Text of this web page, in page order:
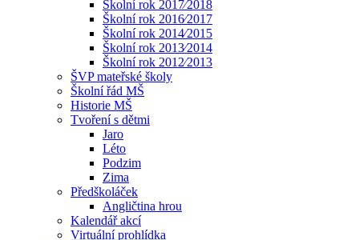
Školní rok 2017⁄2018
Školní rok 2016⁄2017
Školní rok 2014⁄2015
Školní rok 2013⁄2014
Školní rok 2012⁄2013
ŠVP mateřské školy
Školní řád MŠ
Historie MŠ
Tvoření s dětmi
Jaro
Léto
Podzim
Zima
Předškoláček
Angličtina hrou
Kalendář akcí
Virtuální prohlídka